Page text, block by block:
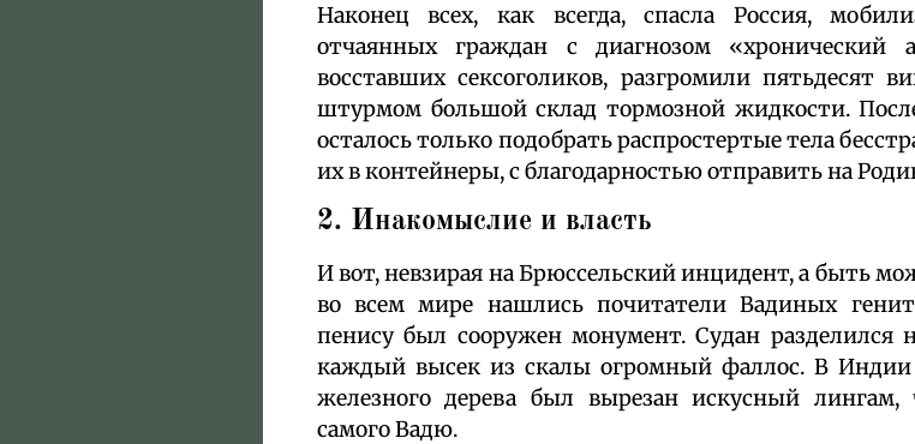
Наконец всех, как всегда, спасла Россия,
отчаянных граждан с диагнозом «хронический
восставших сексоголиков, разгромили пятьдесят
штурмом большой склад тормозной жидкости.
осталось только подобрать распростертые тела
их в контейнеры, с благодарностью отправить на
2. Инакомыслие и власть
И вот, невзирая на Брюссельский инцидент, а быть
во всем мире нашлись почитатели Вадиных
пенису был сооружен монумент. Судан
каждый высек из скалы огромный фаллос. В
железного дерева был вырезан искусный
самого Вадю.